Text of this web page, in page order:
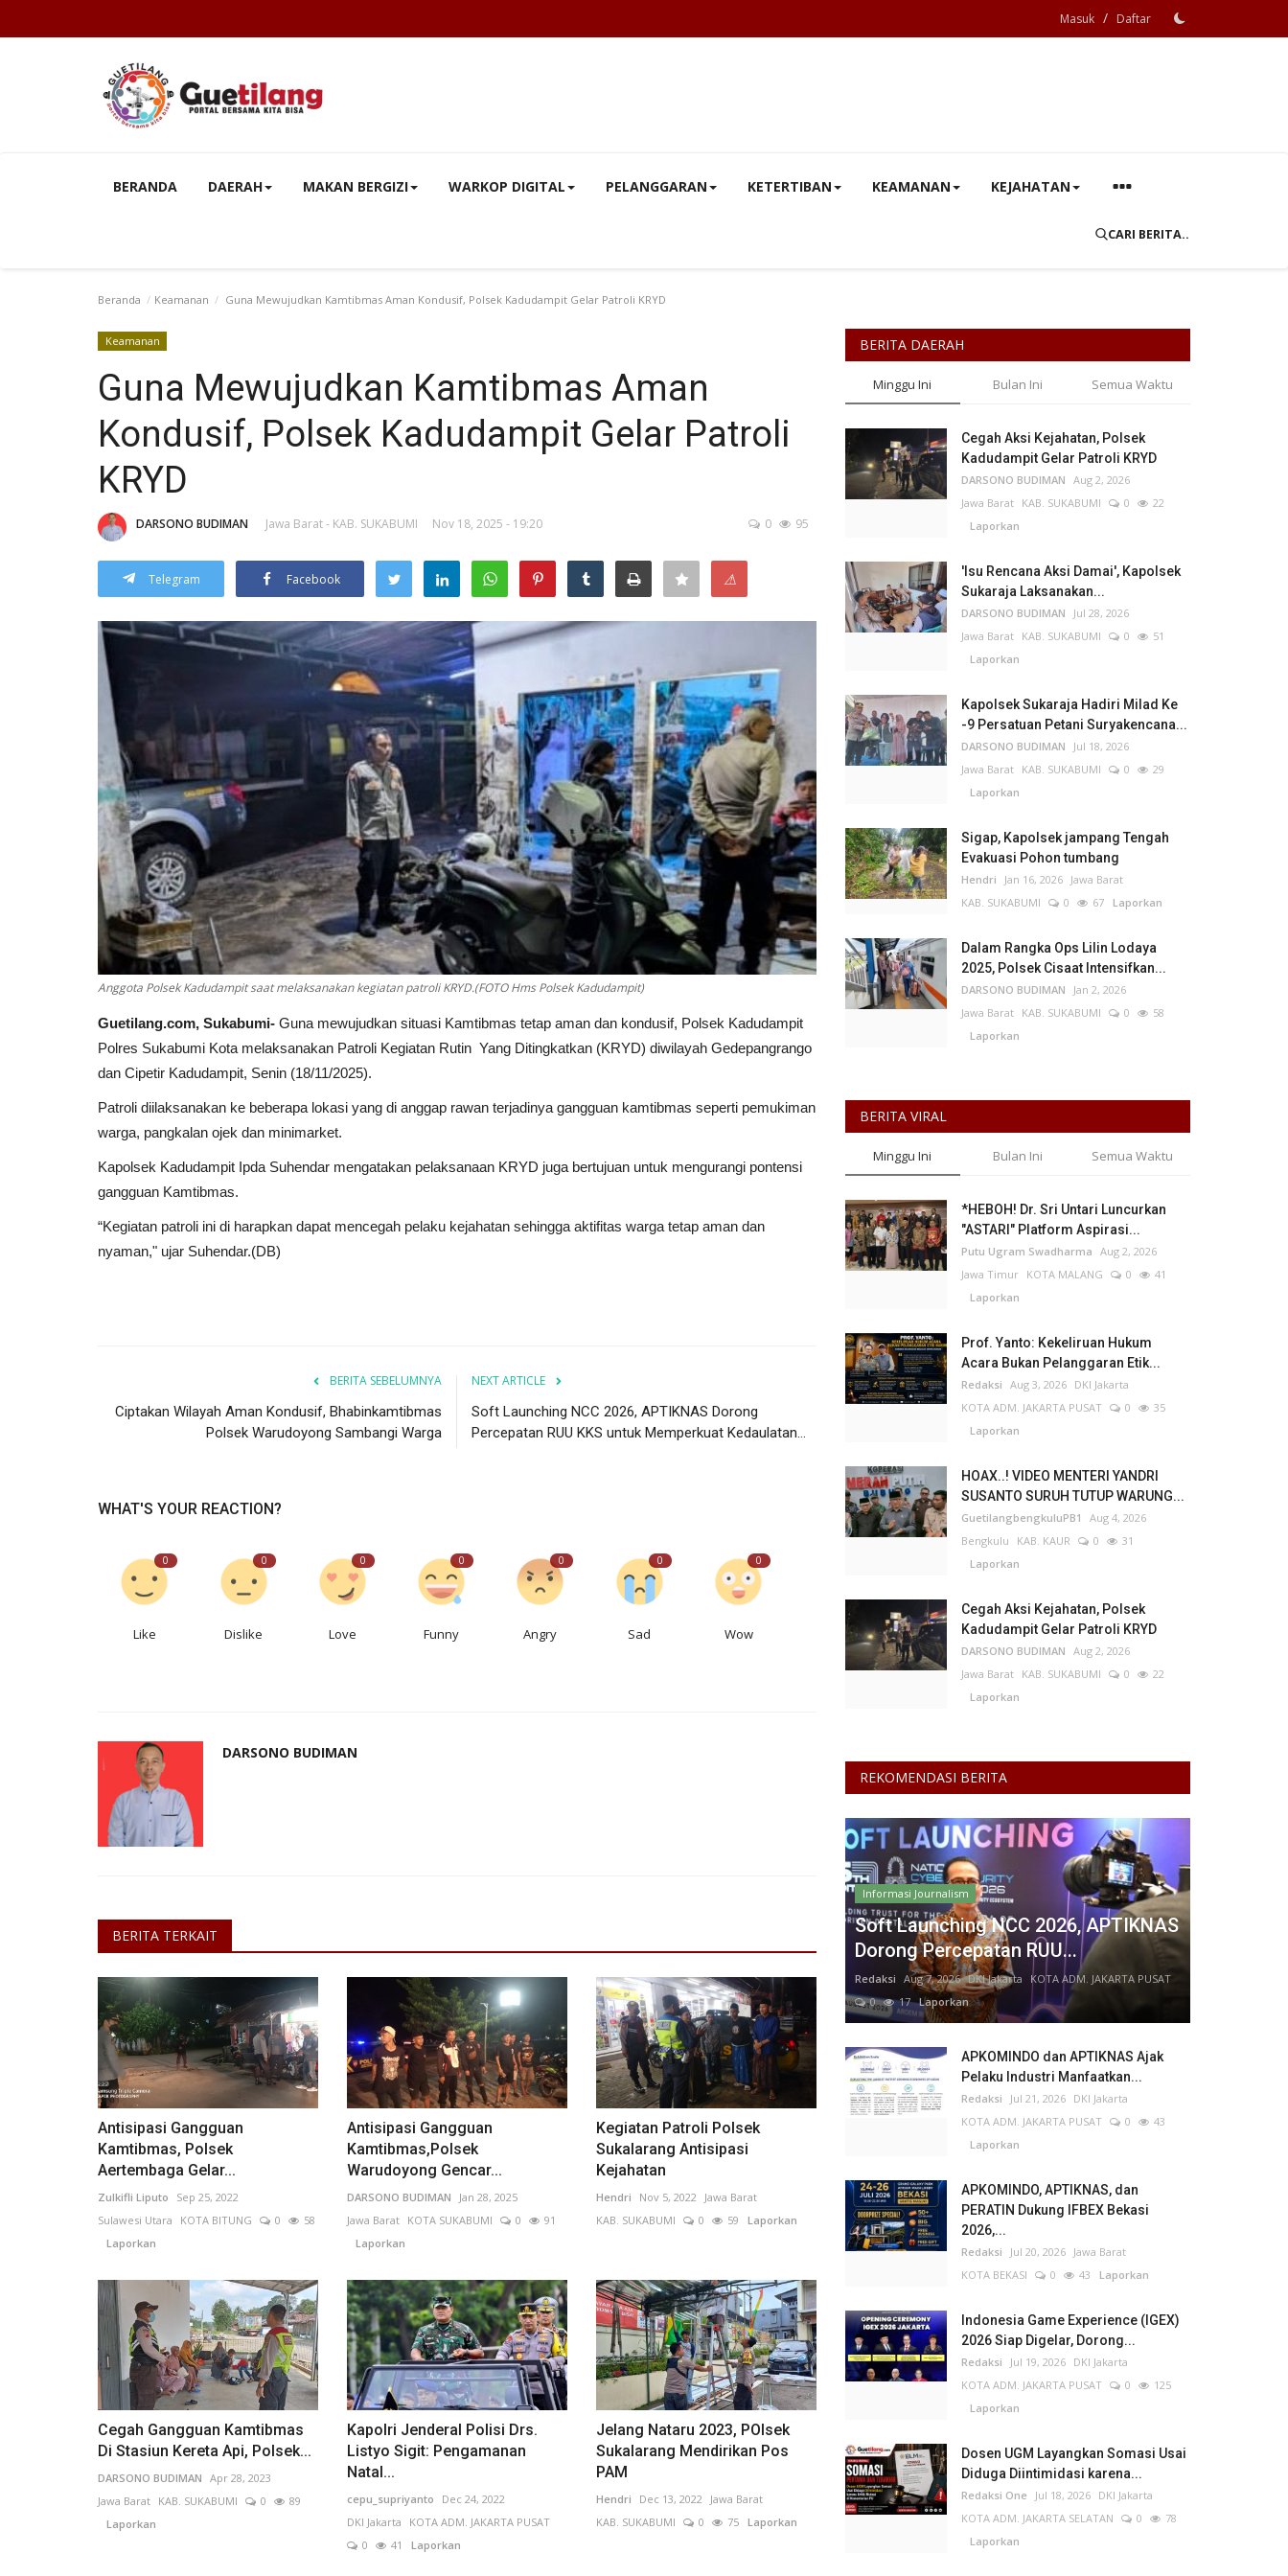
Masuk / Daftar
BERANDA DAERAH MAKAN BERGIZI WARKOP DIGITAL PELANGGARAN KETERTIBAN KEAMANAN KEJAHATAN
CARI BERITA..
Beranda Keamanan Guna Mewujudkan Kamtibmas Aman Kondusif, Polsek Kadudampit Gelar Patroli KRYD
Keamanan
Guna Mewujudkan Kamtibmas Aman
Kondusif, Polsek Kadudampit Gelar Patroli
KRYD
DARSONO BUDIMAN Jawa Barat - KAB. SUKABUMI Nov 18, 2025 - 19:20 0 95
Telegram Facebook ⚠
Anggota Polsek Kadudampit saat melaksanakan kegiatan patroli KRYD.(FOTO Hms Polsek Kadudampit)
Guetilang.com, Sukabumi- Guna mewujudkan situasi Kamtibmas tetap aman dan kondusif, Polsek Kadudampit
Polres Sukabumi Kota melaksanakan Patroli Kegiatan Rutin Yang Ditingkatkan (KRYD) diwilayah Gedepangrango
dan Cipetir Kadudampit, Senin (18/11/2025).
Patroli diilaksanakan ke beberapa lokasi yang di anggap rawan terjadinya gangguan kamtibmas seperti pemukiman
warga, pangkalan ojek dan minimarket.
Kapolsek Kadudampit Ipda Suhendar mengatakan pelaksanaan KRYD juga bertujuan untuk mengurangi pontensi
gangguan Kamtibmas.
“Kegiatan patroli ini di harapkan dapat mencegah pelaku kejahatan sehingga aktifitas warga tetap aman dan
nyaman," ujar Suhendar.(DB)
BERITA SEBELUMNYA
Ciptakan Wilayah Aman Kondusif, Bhabinkamtibmas
Polsek Warudoyong Sambangi Warga
NEXT ARTICLE
Soft Launching NCC 2026, APTIKNAS Dorong
Percepatan RUU KKS untuk Memperkuat Kedaulatan...
WHAT'S YOUR REACTION?
0
Like
0
Dislike
0
Love
0
Funny
0
Angry
0
Sad
0
Wow
DARSONO BUDIMAN
BERITA TERKAIT
Antisipasi Gangguan
Kamtibmas, Polsek
Aertembaga Gelar...
Zulkifli Liputo
Sep 25, 2022
Sulawesi Utara
KOTA BITUNG 0
58
Laporkan
Antisipasi Gangguan
Kamtibmas,Polsek
Warudoyong Gencar...
DARSONO BUDIMAN
Jan 28, 2025
Jawa Barat
KOTA SUKABUMI 0
91
Laporkan
Kegiatan Patroli Polsek
Sukalarang Antisipasi
Kejahatan
Hendri Nov 5, 2022
Jawa Barat
KAB. SUKABUMI
0 59 Laporkan
Cegah Gangguan Kamtibmas
Di Stasiun Kereta Api, Polsek...
DARSONO BUDIMAN Apr 28, 2023
Jawa Barat KAB. SUKABUMI 0
89
Laporkan
Kapolri Jenderal Polisi Drs.
Listyo Sigit: Pengamanan
Natal...
cepu_supriyanto
Dec 24, 2022
DKI Jakarta
KOTA ADM. JAKARTA PUSAT
0
41 Laporkan
Jelang Nataru 2023, POlsek
Sukalarang Mendirikan Pos
PAM
Hendri Dec 13, 2022
Jawa Barat
KAB. SUKABUMI
0 75Laporkan
BERITA DAERAH
Minggu Ini Bulan Ini Semua Waktu
Cegah Aksi Kejahatan, Polsek
Kadudampit Gelar Patroli KRYD
DARSONO BUDIMAN Aug 2, 2026
Jawa Barat KAB. SUKABUMI 0
22
Laporkan
'Isu Rencana Aksi Damai', Kapolsek
Sukaraja Laksanakan...
DARSONO BUDIMAN
Jul 28, 2026
Jawa Barat KAB. SUKABUMI 0
51
Laporkan
Kapolsek Sukaraja Hadiri Milad Ke
-9 Persatuan Petani Suryakencana...
DARSONO BUDIMAN
Jul 18, 2026
Jawa Barat KAB. SUKABUMI 0
29
Laporkan
Sigap, Kapolsek jampang Tengah
Evakuasi Pohon tumbang
Hendri Jan 16, 2026 Jawa Barat
KAB. SUKABUMI
0 67 Laporkan
Dalam Rangka Ops Lilin Lodaya
2025, Polsek Cisaat Intensifkan...
DARSONO BUDIMAN
Jan 2, 2026
Jawa Barat KAB. SUKABUMI 0
58
Laporkan
BERITA VIRAL
Minggu Ini Bulan Ini Semua Waktu
*HEBOH! Dr. Sri Untari Luncurkan
"ASTARI" Platform Aspirasi...
Putu Ugram Swadharma Aug 2, 2026
Jawa Timur KOTA MALANG 0
41
Laporkan
Prof. Yanto: Kekeliruan Hukum
Acara Bukan Pelanggaran Etik...
Redaksi Aug 3, 2026 DKI Jakarta
KOTA ADM. JAKARTA PUSAT
0
35
Laporkan
HOAX..! VIDEO MENTERI YANDRI
SUSANTO SURUH TUTUP WARUNG...
GuetilangbengkuluPB1
Aug 4, 2026
Bengkulu
KAB. KAUR 0
31
Laporkan
Cegah Aksi Kejahatan, Polsek
Kadudampit Gelar Patroli KRYD
DARSONO BUDIMAN Aug 2, 2026
Jawa Barat KAB. SUKABUMI 0
22
Laporkan
REKOMENDASI BERITA
Informasi Journalism
Soft Launching NCC 2026, APTIKNAS
Dorong Percepatan RUU...
Redaksi Aug 7, 2026 DKI Jakarta
KOTA ADM. JAKARTA PUSAT
0
17Laporkan
APKOMINDO dan APTIKNAS Ajak
Pelaku Industri Manfaatkan...
Redaksi Jul 21, 2026 DKI Jakarta
KOTA ADM. JAKARTA PUSAT
0
43
Laporkan
APKOMINDO, APTIKNAS, dan
PERATIN Dukung IFBEX Bekasi
2026,...
Redaksi Jul 20, 2026 Jawa Barat
KOTA BEKASI
0 43 Laporkan
Indonesia Game Experience (IGEX)
2026 Siap Digelar, Dorong...
Redaksi Jul 19, 2026 DKI Jakarta
KOTA ADM. JAKARTA PUSAT
0
125
Laporkan
Dosen UGM Layangkan Somasi Usai
Diduga Diintimidasi karena...
Redaksi One Jul 18, 2026 DKI Jakarta
KOTA ADM. JAKARTA SELATAN
0
78
Laporkan